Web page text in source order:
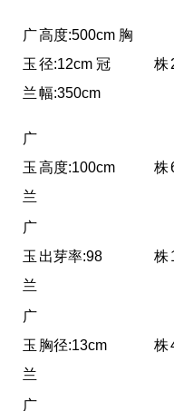
广
玉
兰
高度:500cm 胸
径:12cm 冠
幅:350cm
株
广
玉
兰
高度:100cm 株
广
玉
兰
出芽率:98 株
广
玉
兰
胸径:13cm 株
广